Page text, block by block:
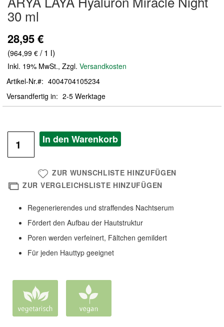
der
Bildergalerie
30 ml
28,95 €
(964,99 € / 1 l)
Inkl. 19% MwSt., Zzgl. Versandkosten
Artikel-Nr.
4004704105234
Versandfertig in
2-5 Werktage
In den Warenkorb
ZUR WUNSCHLISTE HINZUFÜGEN
ZUR VERGLEICHSLISTE HINZUFÜGEN
Regenerierendes und straffendes Nachtserum
Fördert den Aufbau der Hautstruktur
Poren werden verfeinert, Fältchen gemildert
Für jeden Hauttyp geeignet